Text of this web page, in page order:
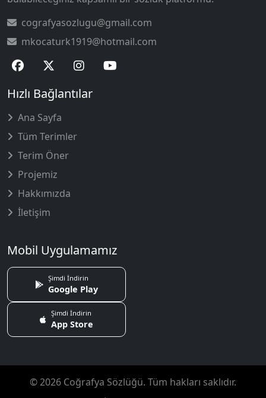
cografyasozlugu@gmail.com
mkocaturk1919@hotmail.com
Hızlı Bağlantılar
Ana Sayfa
Tüm Terimler
Terim Öner
Projemiz
Hakkımızda
İletişim
Mobil Uygulamamız
Şimdi İndirin
Google Play
Şimdi İndirin
App Store
© 2026 Coğrafya Sözlüğü. Tüm hakları saklıdır.